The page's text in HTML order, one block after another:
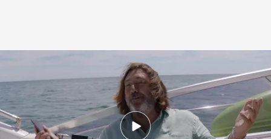
cuatro.com
02 AGO 2023 - 23:20h.
Todas las guías de viaje de 'Viajeros Cuatro'